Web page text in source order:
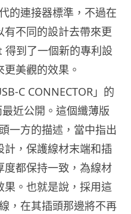
的連接器標準，不過在
不同的設計去帶來更
到了一個新的專利設
美觀的效果。
C CONNECTOR」的
近公開。這個纖薄版
一方的描述，當中指出
，保護線材末端和插
都保持一致，為線材
。也就是說，採用這
，在其插頭那邊將不再